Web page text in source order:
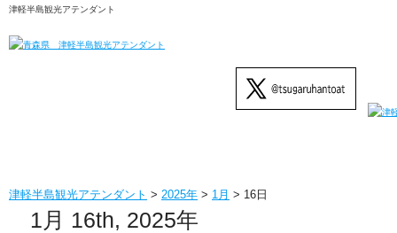
津軽半島観光アテンダント
津軽半島観光アテンダント > 2025年 > 1月 > 16日
1月 16th, 2025年